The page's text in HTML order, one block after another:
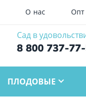
О нас Опт
Сад в
8 800 737-
ПЛОДОВЫЕ